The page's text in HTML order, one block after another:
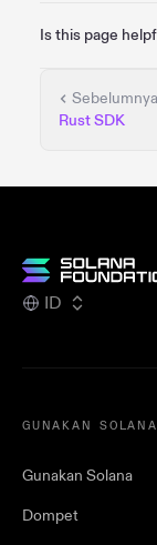
Is this page
Sebelumnya
Rust SDK
ID
GUNAKAN SOLANA
Gunakan Solana
Dompet